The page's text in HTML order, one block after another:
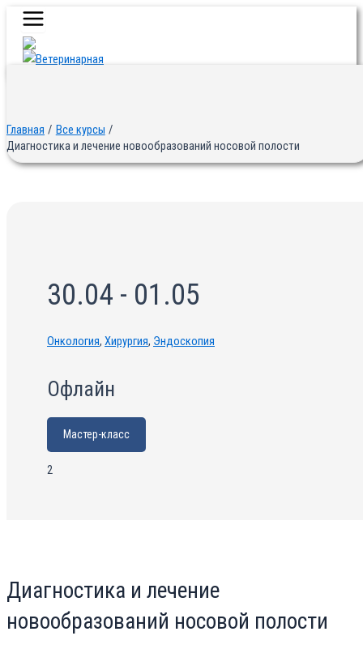
Перейти
содержимому
Main
Menu
Главная
Все курсы
Диагностика и лечение новообразований носовой полости
30.04 - 01.05
Онкология, Хирургия, Эндоскопия
Офлайн
Мастер-класс
2
Диагностика и лечение
новообразований носовой полости